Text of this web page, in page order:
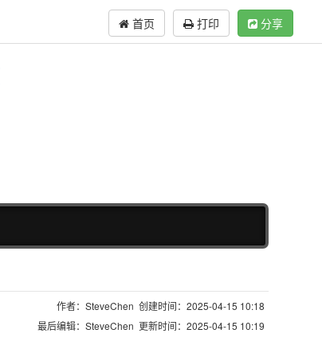
首页 打印 分享
作者：SteveChen 创建时间：2025-04-15 10:18
最后编辑：SteveChen 更新时间：2025-04-15 10:19